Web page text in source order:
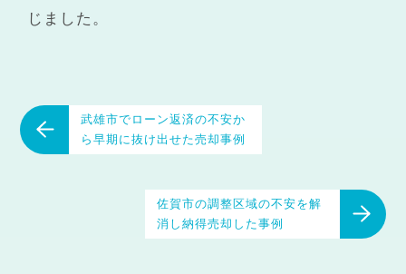
じました。
武雄市でローン返済の不安か
ら早期に抜け出せた売却事例
佐賀市の調整区域の不安を解
消し納得売却した事例